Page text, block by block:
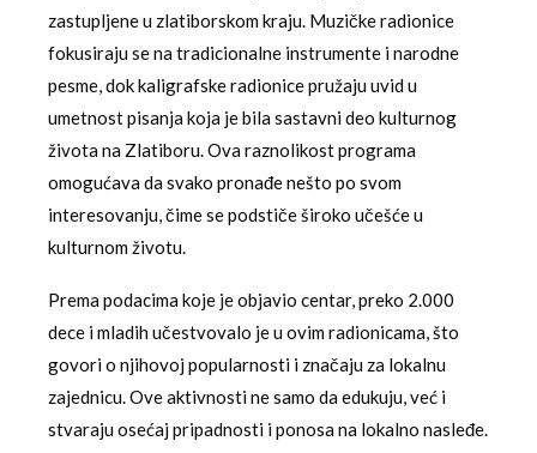
zastupljene u zlatiborskom kraju. Muzičke radionice
fokusiraju se na tradicionalne instrumente i narodne
pesme, dok kaligrafske radionice pružaju uvid u
umetnost pisanja koja je bila sastavni deo kulturnog
života na Zlatiboru. Ova raznolikost programa
omogućava da svako pronađe nešto po svom
interesovanju, čime se podstiče široko učešće u
kulturnom životu.
Prema podacima koje je objavio centar, preko 2.000
dece i mladih učestvovalo je u ovim radionicama, što
govori o njihovoj popularnosti i značaju za lokalnu
zajednicu. Ove aktivnosti ne samo da edukuju, već i
stvaraju osećaj pripadnosti i ponosa na lokalno nasleđe.